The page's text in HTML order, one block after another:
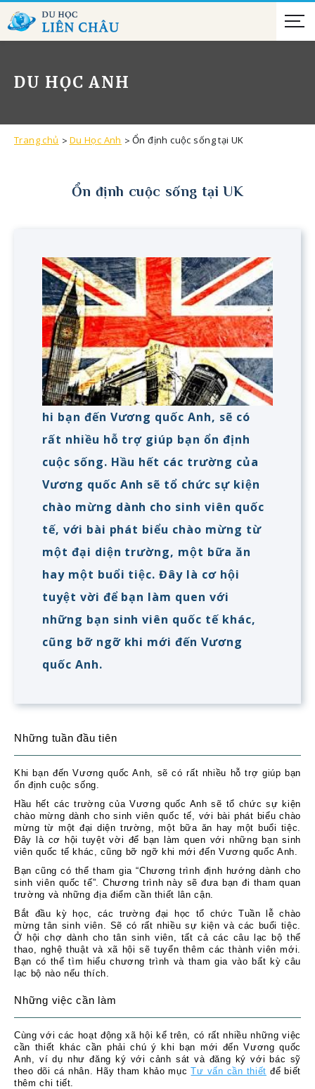
DU HỌC ANH
Trang chủ Du Học Anh Ổn định cuộc sống tại UK
Ổn định cuộc sống tại UK
hi bạn đến Vương quốc Anh, sẽ có
rất nhiều hỗ trợ giúp bạn ổn định
cuộc sống. Hầu hết các trường của
Vương quốc Anh sẽ tổ chức sự kiện
chào mừng dành cho sinh viên quốc
tế, với bài phát biểu chào mừng từ
một đại diện trường, một bữa ăn
hay một buổi tiệc. Đây là cơ hội
tuyệt vời để bạn làm quen với
những bạn sinh viên quốc tế khác,
cũng bỡ ngỡ khi mới đến Vương
quốc Anh.
Những tuần đầu tiên
Khi bạn đến Vương quốc Anh, sẽ có rất nhiều hỗ trợ giúp bạn
ổn định cuộc sống.
Hầu hết các trường của Vương quốc Anh sẽ tổ chức sự kiện
chào mừng dành cho sinh viên quốc tế, với bài phát biểu chào
mừng từ một đại diện trường, một bữa ăn hay một buổi tiệc.
Đây là cơ hội tuyệt vời để bạn làm quen với những bạn sinh
viên quốc tế khác, cũng bỡ ngỡ khi mới đến Vương quốc Anh.
Bạn cũng có thể tham gia “Chương trình định hướng dành cho
sinh viên quốc tế”. Chương trình này sẽ đưa bạn đi tham quan
trường và những địa điểm cần thiết lân cận.
Bắt đầu kỳ học, các trường đại học tổ chức Tuần lễ chào
mừng tân sinh viên. Sẽ có rất nhiều sự kiện và các buổi tiệc.
Ở hội chợ dành cho tân sinh viên, tất cả các câu lạc bộ thể
thao, nghệ thuật và xã hội sẽ tuyển thêm các thành viên mới.
Bạn có thể tìm hiểu chương trình và tham gia vào bất kỳ câu
lạc bộ nào nếu thích.
Những việc cần làm
Cùng với các hoạt động xã hội kể trên, có rất nhiều những việc
cần thiết khác cần phải chú ý khi bạn mới đến Vương quốc
Anh, ví dụ như đăng ký với cảnh sát và đăng ký với bác sỹ
theo dõi cá nhân. Hãy tham khảo mụcTư vấn cần thiết để biết
thêm chi tiết.